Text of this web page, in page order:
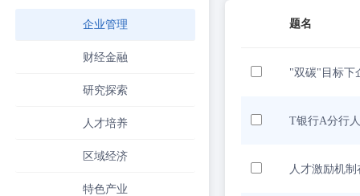
企业管理
财经金融
研究探索
人才培养
区域经济
特色产业
题名
"双碳"目标下
T银行A分行
人才激励机